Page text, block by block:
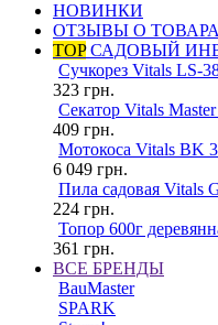
НОВИНКИ
ОТЗЫВЫ О
TOPСАДОВЫЙ
Сучкорез Vitals LS-
323 грн.
Секатор Vitals
409 грн.
Мотокоса Vitals BK
6 049 грн.
Пила садовая Vitals
224 грн.
Топор 600г
361 грн.
ВСЕ БРЕНДЫ
BauMaster
SPARK